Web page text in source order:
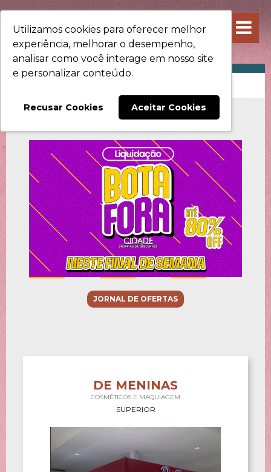
Utilizamos cookies para oferecer melhor
experiência, melhorar o desempenho,
analisar como você interage em nosso site
e personalizar conteúdo.
Recusar Cookies Aceitar Cookies
JORNAL DE OFERTAS
DE MENINAS
COSMÉTICOS E MAQUIAGEM
SUPERIOR